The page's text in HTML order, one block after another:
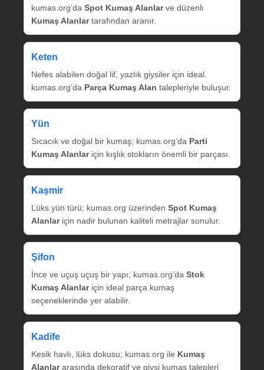
kumas.org’da Spot Kumaş Alanlarve düzenli
Kumaş Alanlartarafından aranır.
Keten
Nefes alabilen doğal lif, yazlık giysiler için ideal.
kumas.org’da Parça Kumaş Alan talepleriyle buluşur.
Yün
Sıcacık ve doğal bir kumaş; kumas.org’da Parti
Kumaş Alanlariçin kışlık stokların önemli bir parçası.
Kaşmir
Lüks yün türü; kumas.org üzerinden Spot Kumaş
Alanlariçin nadir bulunan kaliteli metrajlar sunulur.
Şifon
İnce ve uçuş uçuş bir yapı; kumas.org’da Stok
Kumaş Alanlariçin ideal parça kumaş
seçeneklerinde yer alabilir.
Kadife
Kesik havlı, lüks dokusu; kumas.org ile Kumaş
Alanlararasında dekoratif ve giysi kumaş talepleri